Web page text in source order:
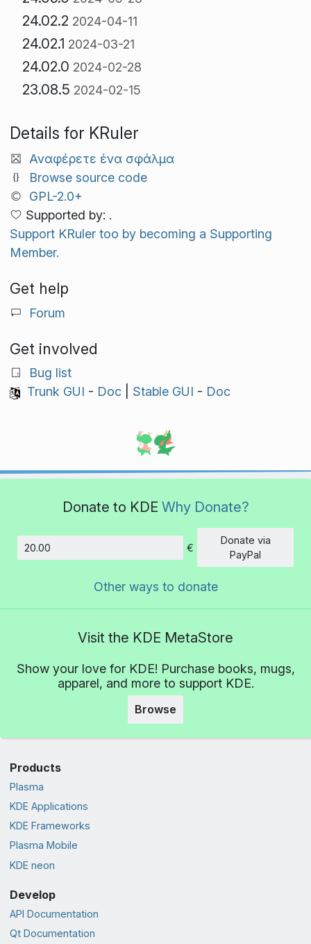
24.02.2 2024-04-11
24.02.1 2024-03-21
24.02.0 2024-02-28
23.08.5 2024-02-15
Details for KRuler
Αναφέρετε ένα σφάλμα
Browse source code
GPL-2.0+
Supported by: .
Support KRuler too by becoming a Supporting
Member.
Get help
Forum
Get involved
Bug list
Trunk GUI - Doc| Stable GUI - Doc
Donate to KDE Why Donate?
Amount
€
Donate via
PayPal
Other ways to donate
Visit the KDE MetaStore
Show your love for KDE! Purchase books, mugs,
apparel, and more to support KDE.
Browse
Products
Plasma
KDE Applications
KDE Frameworks
Plasma Mobile
KDE neon
Develop
API Documentation
Qt Documentation